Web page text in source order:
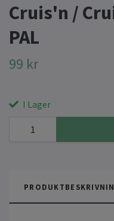
Cruis'n /
PAL
99 kr
I Lager